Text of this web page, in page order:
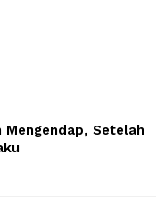
Mengendap, Setelah